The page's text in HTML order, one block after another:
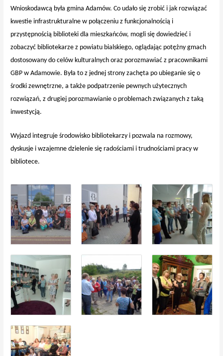
Wnioskodawcą była gmina Adamów. Co udało się zrobić i jak rozwiązać
kwestie infrastrukturalne w połączeniu z funkcjonalnością i
przystępnością biblioteki dla mieszkańców, mogli się dowiedzieć i
zobaczyć bibliotekarze z powiatu bialskiego, oglądając potężny gmach
dostosowany do celów kulturalnych oraz porozmawiać z pracownikami
GBP w Adamowie. Była to z jednej strony zachęta po ubieganie się o
środki zewnętrzne, a także podpatrzenie pewnych użytecznych
rozwiązań, z drugiej porozmawianie o problemach związanych z taką
inwestycją.
Wyjazd integruje środowisko bibliotekarzy i pozwala na rozmowy,
dyskusje i wzajemne dzielenie się radościami i trudnościami pracy w
bibliotece.